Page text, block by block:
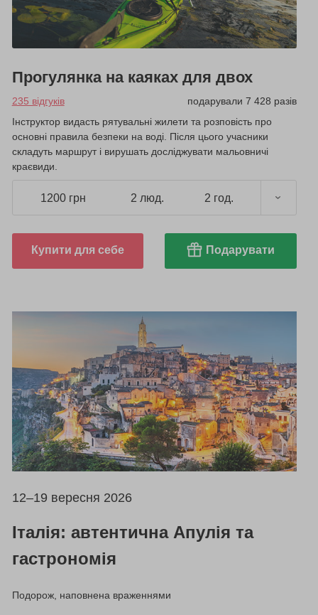
Прогулянка на каяках для двох
235 відгуків
подарували 7 428 разів
Інструктор видасть рятувальні жилети та розповість про
основні правила безпеки на воді. Після цього учасники
складуть маршрут і вирушать досліджувати мальовничі
краєвиди.
1200 грн 2 люд. 2 год.
Купити для себе Подарувати
12–19 вересня 2026
Італія: автентична Апулія та
гастрономія
Подорож, наповнена враженнями